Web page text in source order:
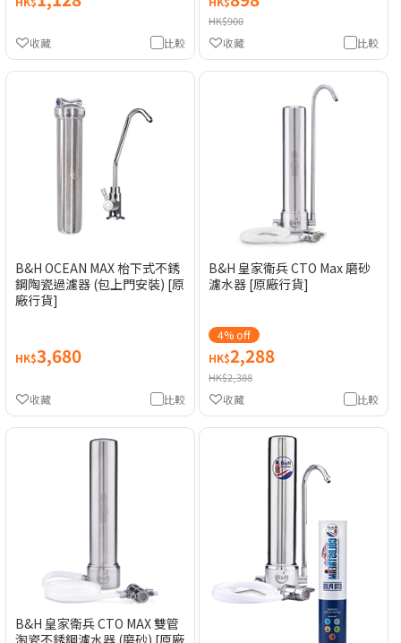
比較
收藏
HK$900
比較
收藏
B&H OCEAN MAX 枱下式不銹
鋼陶瓷過濾器 (包上門安裝) [原
廠行貨]
HK$3,680
比較
收藏
B&H 皇家衛兵 CTO Max 磨砂
濾水器 [原廠行貨]
4% off
HK$2,288
HK$2,388
比較
收藏
B&H 皇家衛兵 CTO MAX 雙管